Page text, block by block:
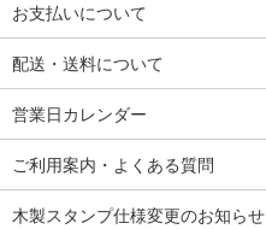
お支払いについて
配送・送料について
営業日カレンダー
ご利用案内・よくある質問
木製スタンプ仕様変更のお知らせ